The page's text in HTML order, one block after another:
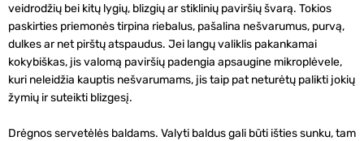
veidrodžių bei kitų lygių, blizgių ar stiklinių paviršių švarą. Tokios
paskirties priemonės tirpina riebalus, pašalina nešvarumus, purvą,
dulkes ar net pirštų atspaudus. Jei langų valiklis pakankamai
kokybiškas, jis valomą paviršių padengia apsaugine mikroplėvele,
kuri neleidžia kauptis nešvarumams, jis taip pat neturėtų palikti jokių
žymių ir suteikti blizgesį.
Drėgnos servetėlės baldams. Valyti baldus gali būti išties sunku, tam